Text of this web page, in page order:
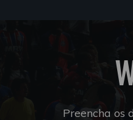
Preencha os